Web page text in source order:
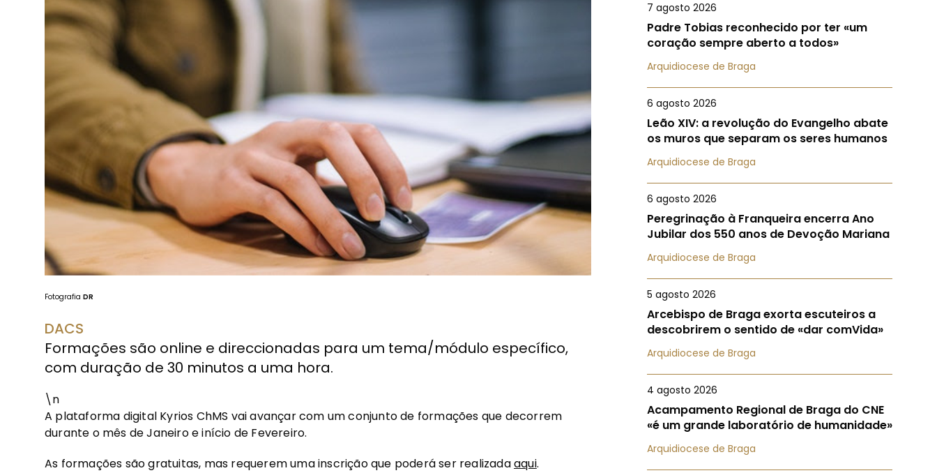
Fotografia DR
DACS
Formações são online e direccionadas para um tema/módulo específico,
com duração de 30 minutos a uma hora.
\n
A plataforma digital Kyrios ChMS vai avançar com um conjunto de formações que decorrem
durante o mês de Janeiro e início de Fevereiro.
As formações são gratuitas, mas requerem uma inscrição que poderá ser realizadaaqui.
7 agosto 2026
Padre Tobias reconhecido por ter «um
coração sempre aberto a todos»
Arquidiocese de Braga
6 agosto 2026
Leão XIV: a revolução do Evangelho abate
os muros que separam os seres humanos
Arquidiocese de Braga
6 agosto 2026
Peregrinação à Franqueira encerra Ano
Jubilar dos 550 anos de Devoção Mariana
Arquidiocese de Braga
5 agosto 2026
Arcebispo de Braga exorta escuteiros a
descobrirem o sentido de «dar comVida»
Arquidiocese de Braga
4 agosto 2026
Acampamento Regional de Braga do CNE
«é um grande laboratório de humanidade»
Arquidiocese de Braga